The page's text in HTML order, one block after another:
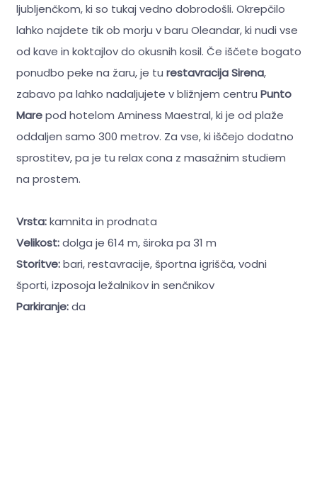
ljubljenčkom, ki so tukaj vedno dobrodošli. Okrepčilo
lahko najdete tik ob morju v baru Oleandar, ki nudi vse
od kave in koktajlov do okusnih kosil. Če iščete bogato
ponudbo peke na žaru, je tu restavracija Sirena,
zabavo pa lahko nadaljujete v bližnjem centru Punto
Marepod hotelom Aminess Maestral, ki je od plaže
oddaljen samo 300 metrov. Za vse, ki iščejo dodatno
sprostitev, pa je tu relax cona z masažnim studiem
na prostem.
Vrsta:kamnita in prodnata
Velikost:dolga je 614 m, široka pa 31 m
Storitve:bari, restavracije, športna igrišča, vodni
športi, izposoja ležalnikov in senčnikov
Parkiranje:da